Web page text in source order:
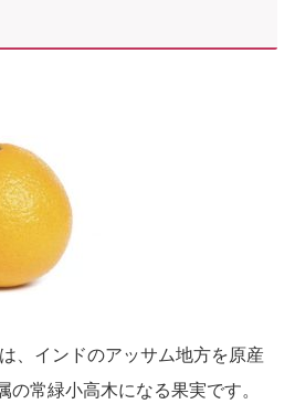
は、インドのアッサム地方を原産
の常緑小高木になる果実です。